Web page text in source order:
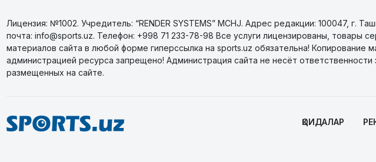
Лицензия: №1002. Учредитель: “RENDER SYSTEMS” MCHJ. Адрес редакции: 100047, г.
почта: info@sports.uz. Телефон: +998 71 233-78-98 Все услуги лицензированы, товары
материалов сайта в любой форме гиперссылка на sports.uz обязательна! Копирование
администрацией ресурса запрещено! Администрация сайта не несёт
размещенных на сайте.
ҚОИДАЛАР